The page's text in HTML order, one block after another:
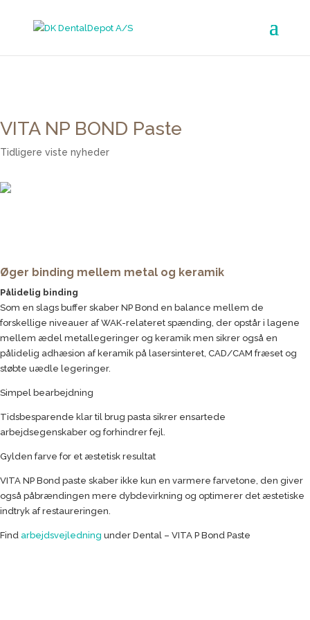
VITA NP BOND Paste
Tidligere viste nyheder
Øger binding mellem metal og keramik
Pålidelig binding
Som en slags buffer skaber NP Bond en balance mellem de
forskellige niveauer af WAK-relateret spænding, der opstår i lagene
mellem ædel metallegeringer og keramik men sikrer også en
pålidelig adhæsion af keramik på lasersinteret, CAD/CAM fræset og
støbte uædle legeringer.
Simpel bearbejdning
Tidsbesparende klar til brug pasta sikrer ensartede
arbejdsegenskaber og forhindrer fejl.
Gylden farve for et æstetisk resultat
VITA NP Bond paste skaber ikke kun en varmere farvetone, den giver
også påbrændingen mere dybdevirkning og optimerer det æstetiske
indtryk af restaureringen.
Find arbejdsvejledning under Dental – VITA P Bond Paste